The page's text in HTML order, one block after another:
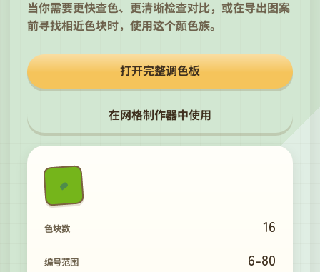
当你需要更快查色、更清晰检查对比，或在导出图案
前寻找相近色块时，使用这个颜色族。
打开完整调色板
在网格制作器中使用
色块数 16
编号范围 6-80